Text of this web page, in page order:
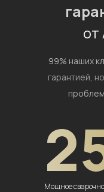
от
99% наших
гарантией,
Мощное